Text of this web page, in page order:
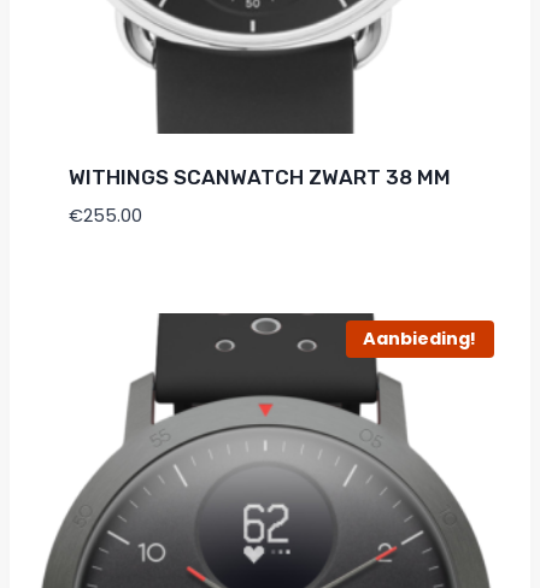
WITHINGS SCANWATCH ZWART 38 MM
€255.00
Aanbieding!